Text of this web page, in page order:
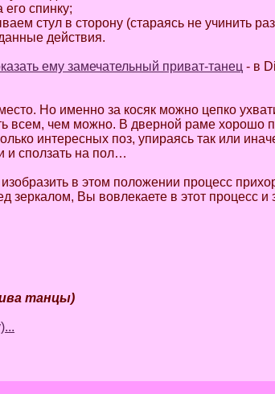
спинку;
стул в сторону (стараясь не учинить
действия.
ему замечательный приват-танец - в
Но именно за косяк можно цепко
всем, чем можно. В дверной раме хорошо
интересных поз, упираясь так или
и сползать на пол…
в этом положении процесс
Вы вовлекаете в этот процесс и
танцы)